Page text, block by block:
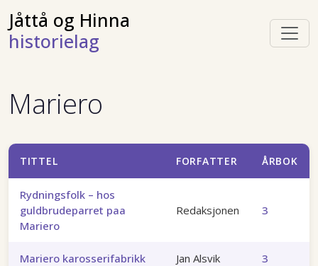
Jåttå og Hinna
historielag
Mariero
TITTEL FORFATTER ÅRBOK
Rydningsfolk – hos
guldbrudeparret paa
Mariero
Redaksjonen 3
Mariero karosserifabrikk Jan Alsvik 3